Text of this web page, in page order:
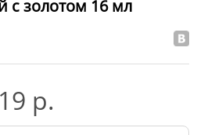
с золотом 16 мл
р.